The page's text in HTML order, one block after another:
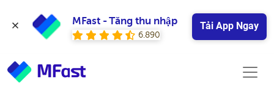
MFast - Tăng thu nhập
6.890
Tải App Ngay